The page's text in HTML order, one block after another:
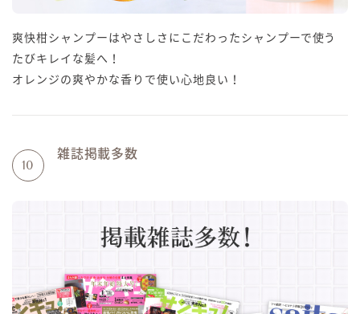
爽快柑シャンプーはやさしさにこだわったシャンプーで使う
たびキレイな髪へ！
オレンジの爽やかな香りで使い心地良い！
10
雑誌掲載多数